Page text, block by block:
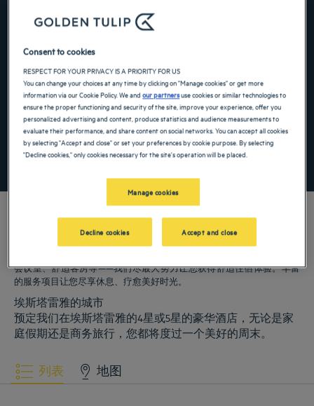
寻找酒店
添加特惠代码
会议室、舒适客房等——我们尽最大努力让您获得舒适住宿体验。丰富
的服务项目让您尽享休息、疗愈美好时光。
埃斯塔雷雅的城市
预定我们在埃斯塔雷雅的4星或5星的豪华酒店，无论是家
庭假期还是商务旅行，您都将度过一个美好的周末。
列表 地图
Consent to cookies
RESPECT FOR YOUR PRIVACY IS A PRIORITY FOR US
You can change your choices at any time by clicking on "Manage cookies" or get more
information via our Cookie Policy. We andour partnersuse cookies or similar technologies to
ensure the proper functioning and security of the site, improve your experience, offer you
personalized advertising and content, produce statistics and audience measurements to
evaluate their performance, and share content on social networks. You can accept all cookies
by selecting "Accept and close" or set your preferences by cookie purpose. By selecting
"Decline cookies," only cookies necessary for the site's operation will be placed.
Manage cookies
Decline cookies Accept and close